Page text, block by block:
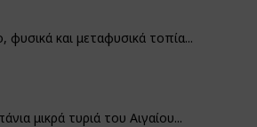
φυσικά και μεταφυσικά τοπία...
μικρά τυριά του Αιγαίου...